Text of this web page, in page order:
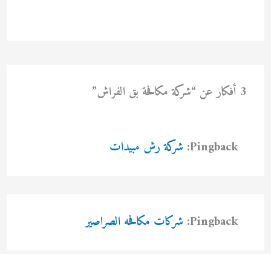
3 أفكار عن “شركة مكافحة بق الفراش”
Pingback: شركة رش مبيدات
Pingback: شركات مكافحه الصراصير